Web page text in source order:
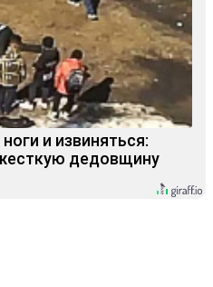
и извиняться:
дедовщину